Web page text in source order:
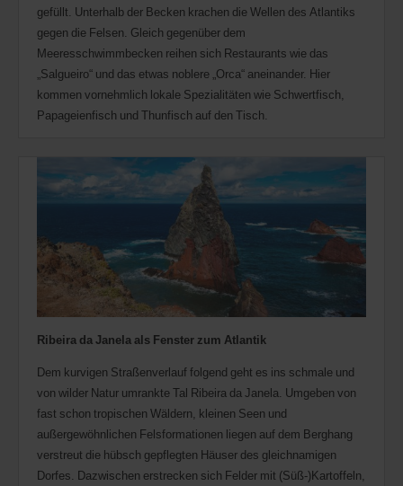
gefüllt. Unterhalb der Becken krachen die Wellen des Atlantiks
gegen die Felsen. Gleich gegenüber dem
Meeresschwimmbecken reihen sich Restaurants wie das
„Salgueiro“ und das etwas noblere „Orca“ aneinander. Hier
kommen vornehmlich lokale Spezialitäten wie Schwertfisch,
Papageienfisch und Thunfisch auf den Tisch.
Ribeira da Janela als Fenster zum Atlantik
Dem kurvigen Straßenverlauf folgend geht es ins schmale und
von wilder Natur umrankte Tal Ribeira da Janela. Umgeben von
fast schon tropischen Wäldern, kleinen Seen und
außergewöhnlichen Felsformationen liegen auf dem Berghang
verstreut die hübsch gepflegten Häuser des gleichnamigen
Dorfes. Dazwischen erstrecken sich Felder mit (Süß-)Kartoffeln,